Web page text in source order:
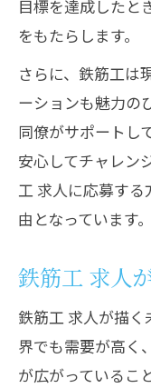
目標を達成したと
をもたらします。
さらに、鉄筋工は
ーションも魅力の
同僚がサポートし
安心してチャレン
工 求人に応募す
由となっています。
鉄筋工 求人
鉄筋工 求人が描
界でも需要が高く
が広がっているこ